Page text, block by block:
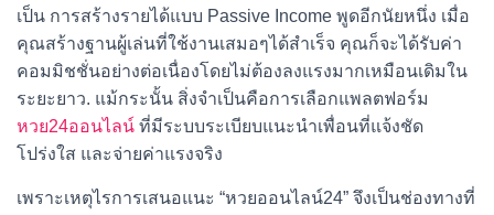
เป็น การสร้างรายได้แบบ Passive Income พูดอีกนัยหนึ่ง เมื่อ
คุณสร้างฐานผู้เล่นที่ใช้งานเสมอๆได้สำเร็จ คุณก็จะได้รับค่า
คอมมิชชั่นอย่างต่อเนื่องโดยไม่ต้องลงแรงมากเหมือนเดิมใน
ระยะยาว. แม้กระนั้น สิ่งจำเป็นคือการเลือกแพลตฟอร์ม
หวย24ออนไลน์ ที่มีระบบระเบียบแนะนำเพื่อนที่แจ้งชัด
โปร่งใส และจ่ายค่าแรงจริง
เพราะเหตุไรการเสนอแนะ “หวยออนไลน์24” จึงเป็นช่องทางที่